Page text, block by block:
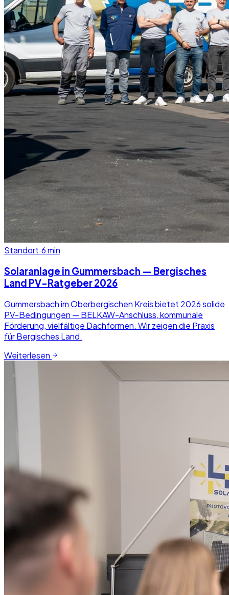
Standort·6min
Solaranlage in Gummersbach — Bergisches
Land PV-Ratgeber 2026
Gummersbach im Oberbergischen Kreis bietet 2026 solide
PV-Bedingungen — BELKAW-Anschluss, kommunale
Förderung, vielfältige Dachformen. Wir zeigen die Praxis
für Bergisches Land.
Weiterlesen